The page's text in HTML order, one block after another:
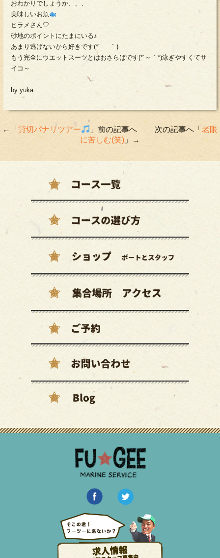
おわかりでしょうか、、、
美味しいお魚
ヒラメさん♡
砂地のポイントにたまにいる♪
あまり逃げないから好きです(*´_ゝ｀)
もう完全にウエットスーツとはおさらばです(*´～｀*)泳ぎやすくてサ
イコ～
by yuka
←「 貸切パナリツアー 」前の記事へ 次の記事へ「老眼
に苦しむ(笑) 」→